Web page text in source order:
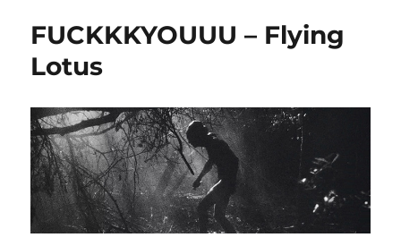
Leningrad
FUCKKKYOUUU – Flying
Lotus